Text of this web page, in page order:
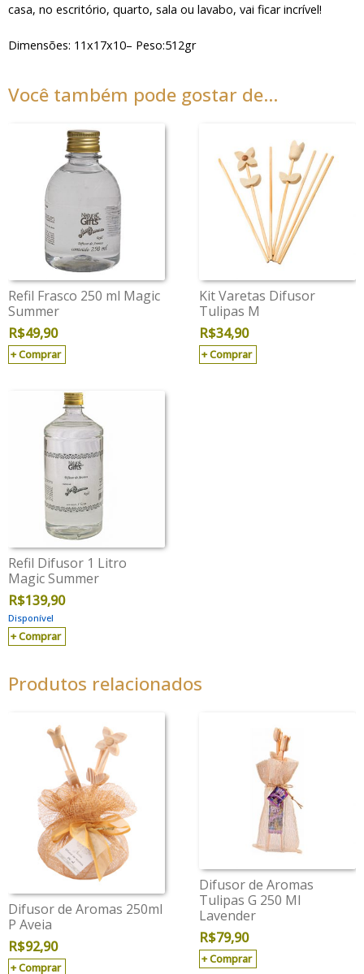
casa, no escritório, quarto, sala ou lavabo, vai ficar incrível!
Dimensões: 11x17x10– Peso:512gr
Você também pode gostar de…
Refil Frasco 250 ml Magic
Summer
R$49,90
Comprar
Kit Varetas Difusor
Tulipas M
R$34,90
Comprar
Refil Difusor 1 Litro
Magic Summer
R$139,90
Disponível
Comprar
Produtos relacionados
Difusor de Aromas 250ml
P Aveia
R$92,90
Comprar
Difusor de Aromas
Tulipas G 250 Ml
Lavender
R$79,90
Comprar